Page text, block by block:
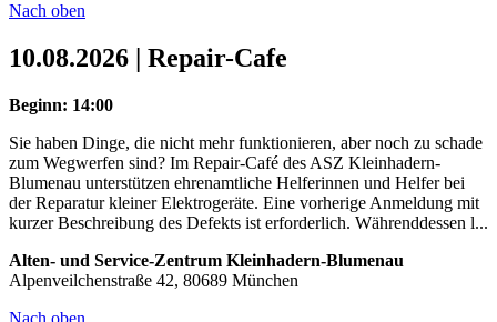
Nach oben
10.08.2026 | Repair-Cafe
Beginn: 14:00
Sie haben Dinge, die nicht mehr funktionieren, aber noch zu schade
zum Wegwerfen sind? Im Repair-Café des ASZ Kleinhadern-
Blumenau unterstützen ehrenamtliche Helferinnen und Helfer bei
der Reparatur kleiner Elektrogeräte. Eine vorherige Anmeldung mit
kurzer Beschreibung des Defekts ist erforderlich. Währenddessen l...
Alten- und Service-Zentrum Kleinhadern-Blumenau
Alpenveilchenstraße 42, 80689 München
Nach oben